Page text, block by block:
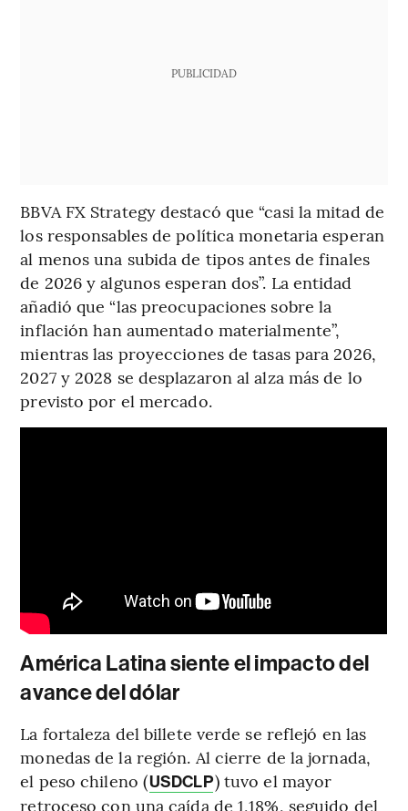
PUBLICIDAD
BBVA FX Strategy destacó que “casi la mitad de
los responsables de política monetaria esperan
al menos una subida de tipos antes de finales
de 2026 y algunos esperan dos”. La entidad
añadió que “las preocupaciones sobre la
inflación han aumentado materialmente”,
mientras las proyecciones de tasas para 2026,
2027 y 2028 se desplazaron al alza más de lo
previsto por el mercado.
América Latina siente el impacto del
avance del dólar
La fortaleza del billete verde se reflejó en las
monedas de la región. Al cierre de la jornada,
el peso chileno (USDCLP) tuvo el mayor
retroceso con una caída de 1,18%, seguido del